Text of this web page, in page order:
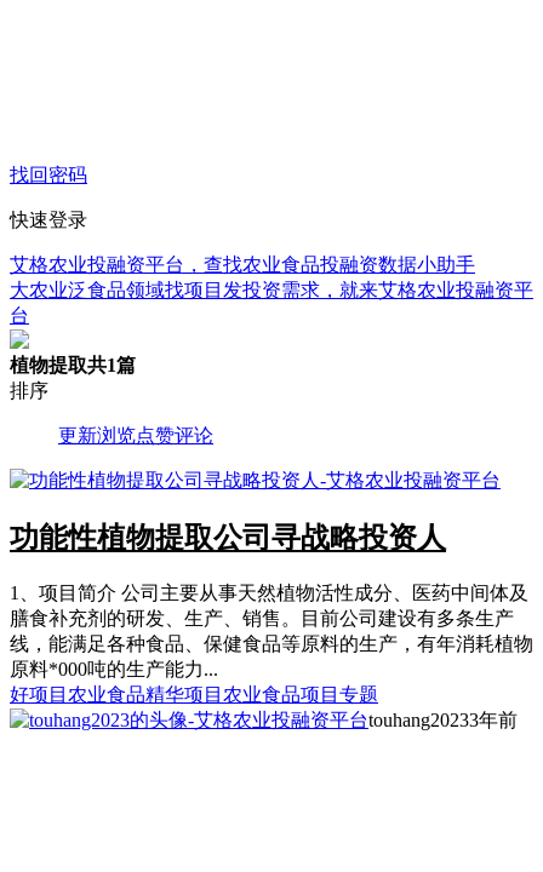
找回密码
快速登录
艾格农业投融资平台，查找农业食品投融资数据小助手
大农业泛食品领域找项目发投资需求，就来艾格农业投融资平
台
植物提取共1篇
排序
更新浏览点赞评论
功能性植物提取公司寻战略投资人
1、项目简介 公司主要从事天然植物活性成分、医药中间体及
膳食补充剂的研发、生产、销售。目前公司建设有多条生产
线，能满足各种食品、保健食品等原料的生产，有年消耗植物
原料*000吨的生产能力...
好项目 农业食品精华项目 农业食品项目专题
touhang20233年前